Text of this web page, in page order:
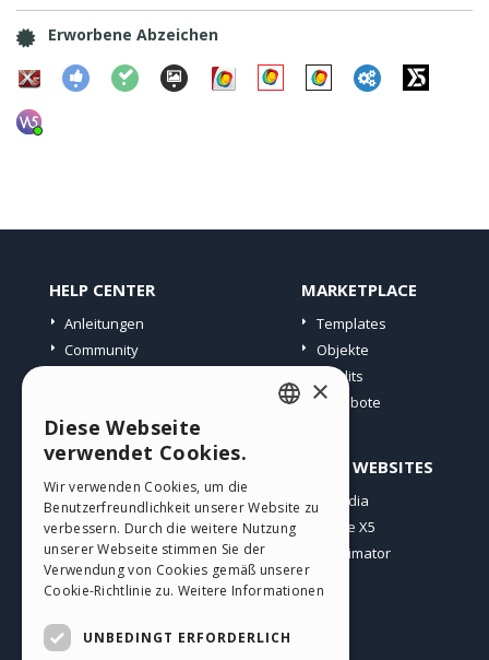
Erworbene Abzeichen
HELP CENTER
Anleitungen
Community
MARKETPLACE
Templates
Objekte
Credits
Angebote
PROFIL
Meine Beiträge
Meine Lizenz
Download
Webhosting
ANDERE WEBSITES
Incomedia
WebSite X5
WebAnimator
GERMAN
SPANISH
PORTUGUESE
×
Diese Webseite
verwendet Cookies.
Wir verwenden Cookies, um die
Benutzerfreundlichkeit unserer Website zu
verbessern. Durch die weitere Nutzung
unserer Webseite stimmen Sie der
Verwendung von Cookies gemäß unserer
Cookie-Richtlinie zu. Weitere Informationen
UNBEDINGT ERFORDERLICH